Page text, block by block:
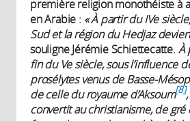
première religion monothéiste à
en Arabie : « À partir du IVe
Sud et la région du Hedjaz
souligne Jérémie Schiettecatte. À
fin du Ve siècle, sous l’influence
prosélytes venus de Basse-
de celle du royaume d’Aksoum 8
convertit au christianisme, de gré